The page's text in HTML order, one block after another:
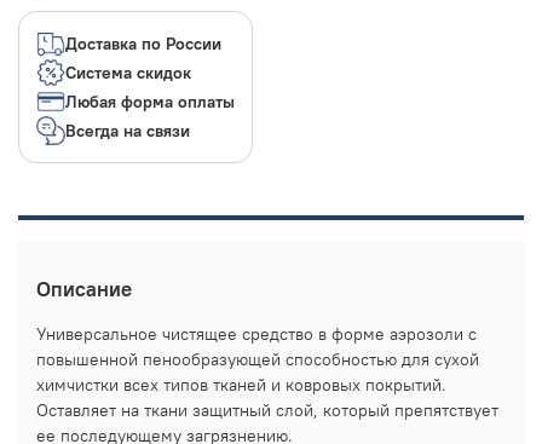
Доставка по России
Система скидок
Любая форма оплаты
Всегда на связи
Описание
Универсальное чистящее средство в форме аэрозоли с
повышенной пенообразующей способностью для сухой
химчистки всех типов тканей и ковровых покрытий.
Оставляет на ткани защитный слой, который препятствует
ее последующему загрязнению.